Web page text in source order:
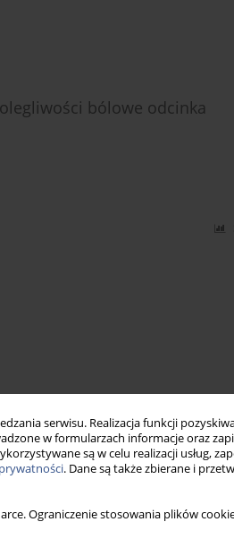
serwisu. Realizacja funkcji
w formularzach informacje oraz
są w celu realizacji usług,
. Dane są także zbierane i
Ograniczenie stosowania plików
bólowe odcinka